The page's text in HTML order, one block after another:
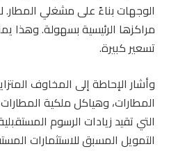
الوجهات بناءً على مشغلي المطار.
مراكزها الرئيسية بسهولة. وهذا
تسعير كبيرة.
وأشار الإحاطة إلى المخاوف
المطارات، وهياكل ملكية
التي تقيد زيادات الرسوم
التمويل المسبق للاستثمارات